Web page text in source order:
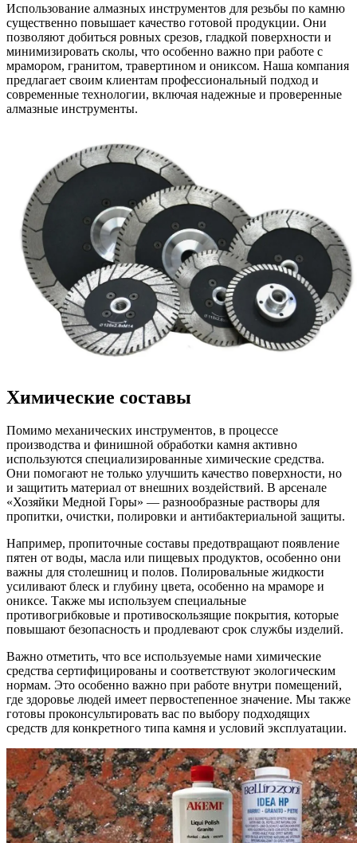
Использование алмазных инструментов для резьбы по камню
существенно повышает качество готовой продукции. Они
позволяют добиться ровных срезов, гладкой поверхности и
минимизировать сколы, что особенно важно при работе с
мрамором, гранитом, травертином и ониксом. Наша компания
предлагает своим клиентам профессиональный подход и
современные технологии, включая надежные и проверенные
алмазные инструменты.
Химические составы
Помимо механических инструментов, в процессе
производства и финишной обработки камня активно
используются специализированные химические средства.
Они помогают не только улучшить качество поверхности, но
и защитить материал от внешних воздействий. В арсенале
«Хозяйки Медной Горы» — разнообразные растворы для
пропитки, очистки, полировки и антибактериальной защиты.
Например, пропиточные составы предотвращают появление
пятен от воды, масла или пищевых продуктов, особенно они
важны для столешниц и полов. Полировальные жидкости
усиливают блеск и глубину цвета, особенно на мраморе и
ониксе. Также мы используем специальные
противогрибковые и противоскользящие покрытия, которые
повышают безопасность и продлевают срок службы изделий.
Важно отметить, что все используемые нами химические
средства сертифицированы и соответствуют экологическим
нормам. Это особенно важно при работе внутри помещений,
где здоровье людей имеет первостепенное значение. Мы также
готовы проконсультировать вас по выбору подходящих
средств для конкретного типа камня и условий эксплуатации.